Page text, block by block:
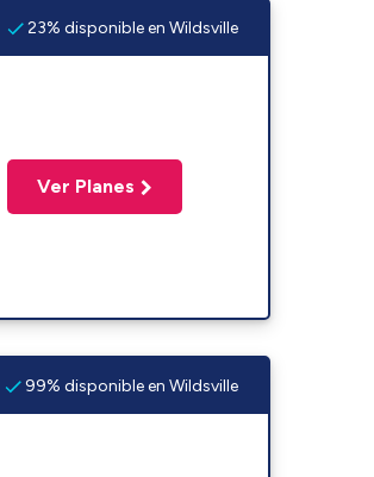
23% disponible en Wildsville
Ver Planes
99% disponible en Wildsville